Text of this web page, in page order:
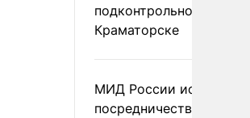
подконтрольном Киеву
Краматорске
МИД России исключил
посредничество